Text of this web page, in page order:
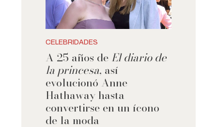
CELEBRIDADES
A 25 años de El diario de
la princesa, así
evolucionó Anne
Hathaway hasta
convertirse en un ícono
de la moda